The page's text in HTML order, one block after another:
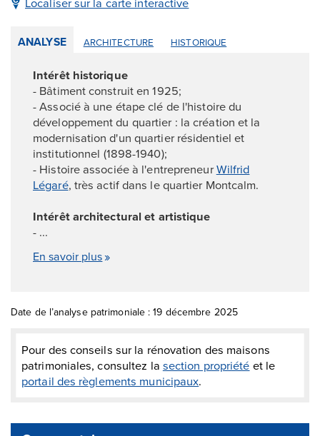
ANALYSE ARCHITECTURE HISTORIQUE
Intérêt historique
- Bâtiment construit en 1925;
- Associé à une étape clé de l'histoire du
développement du quartier : la création et la
modernisation d'un quartier résidentiel et
institutionnel (1898-1940);
- Histoire associée à l'entrepreneurWilfrid
Légaré, très actif dans le quartier Montcalm.
Intérêt architectural et artistique
- ...
En savoir plus
Date de l’analyse patrimoniale : 19 décembre 2025
Pour des conseils sur la rénovation des maisons
patrimoniales, consultez la section propriété et le
portail des règlements municipaux.